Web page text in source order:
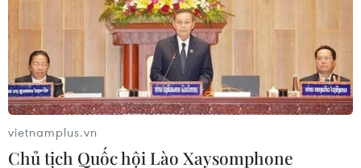
07/08/2026 00:22
Nga thông báo tấn công căn
cứ ngầm của Ukraine
vietnamplus.vn
Chủ tịch Quốc hội Lào Xaysomphone